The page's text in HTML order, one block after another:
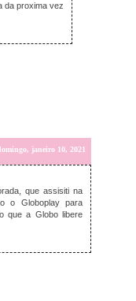
da proxima vez
janeiro 10, 2021
que assisiti na
o Globoplay para
que a Globo libere